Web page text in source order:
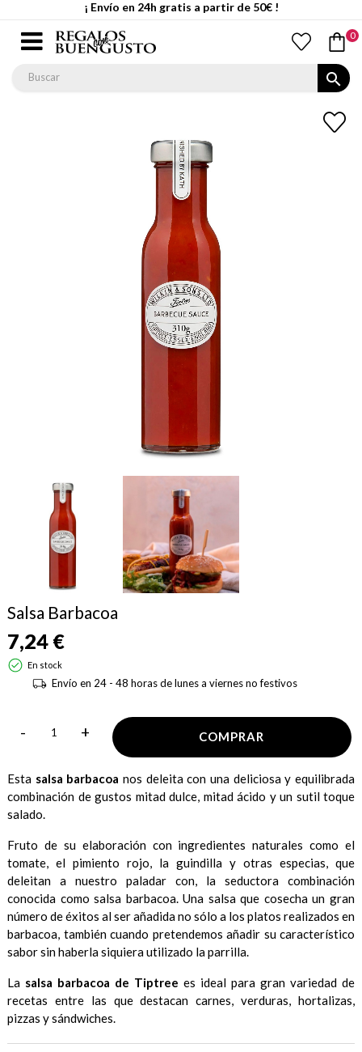
¡ Envío en 24h gratis a partir de 50€ !
0
search
Salsa Barbacoa
7,24 €
En stock
Envío en 24 - 48 horas de lunes a viernes no festivos
- + COMPRAR
Esta salsa barbacoa nos deleita con una deliciosa y equilibrada
combinación de gustos mitad dulce, mitad ácido y un sutil toque
salado.
Fruto de su elaboración con ingredientes naturales como el
tomate, el pimiento rojo, la guindilla y otras especias, que
deleitan a nuestro paladar con, la seductora combinación
conocida como salsa barbacoa. Una salsa que cosecha un gran
número de éxitos al ser añadida no sólo a los platos realizados en
barbacoa, también cuando pretendemos añadir su característico
sabor sin haberla siquiera utilizado la parrilla.
La salsa barbacoa de Tiptree es ideal para gran variedad de
recetas entre las que destacan carnes, verduras, hortalizas,
pizzas y sándwiches.